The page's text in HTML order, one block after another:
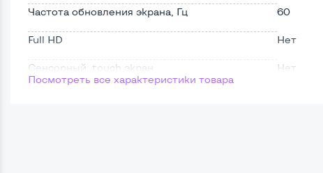
Частота обновления экрана, Гц 60
Full HD Нет
Сенсорный, touch экран Нет
Посмотреть все характеристики товара